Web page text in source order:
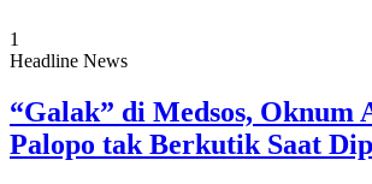
1
Headline News
“Galak” di Medsos, Oknum
Palopo tak Berkutik Saat